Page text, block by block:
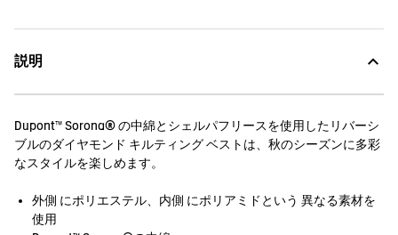
説明
Dupont™ Sorona® の中綿とシェルパフリースを使用したリバーシ
ブルのダイヤモンド キルティング ベストは、秋のシーズンに多彩
なスタイルを楽しめます。
外側 にポリエステル、内側 にポリアミドという 異なる素材を
使用